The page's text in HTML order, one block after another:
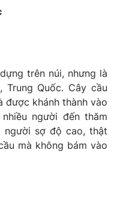
video
sản
lòng Việt
mình bằng AI
trên núi, nhưng là
Quốc. Cây cầu
được khánh thành vào
người đến thăm
người sợ độ cao, thật
mà không bám vào